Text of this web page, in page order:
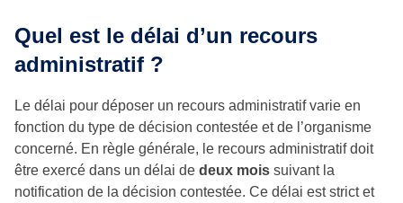
Quel est le délai d’un recours
administratif ?
Le délai pour déposer un recours administratif varie en
fonction du type de décision contestée et de l’organisme
concerné. En règle générale, le recours administratif doit
être exercé dans un délai de deux mois suivant la
notification de la décision contestée. Ce délai est strict et